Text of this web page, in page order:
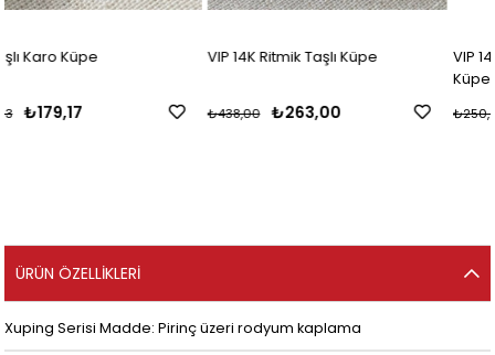
VIP 14K Ritmik Taşlı Küpe
₺438,00
VIP 14K Kesme Taşlı Mini Halka
₺250,00
ÜRÜN ÖZELLIKLERI
Xuping Serisi Madde: Pirinç üzeri rodyum kaplama